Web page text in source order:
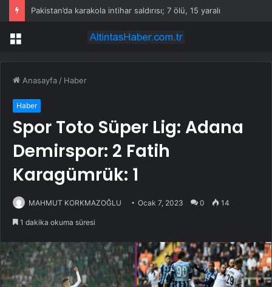
Pakistan’da karakola intihar saldırısı; 7 ölü, 15 yaralı
Menü
Anasayfa / Haber
Haber
Spor Toto Süper Lig: Adana
Demirspor: 2 Fatih
Karagümrük: 1
MAHMUT KORKMAZOĞLU Ocak 7, 2023 0 14
1 dakika okuma süresi